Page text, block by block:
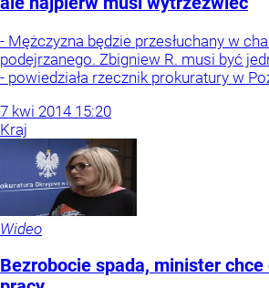
- Mężczyzna będzie przesłuchany w
podejrzanego. Zbigniew R. musi być
- powiedziała rzecznik prokuratury w
7 kwi 2014 15:20
Kraj
Wideo
Bezrobocie spada, minister